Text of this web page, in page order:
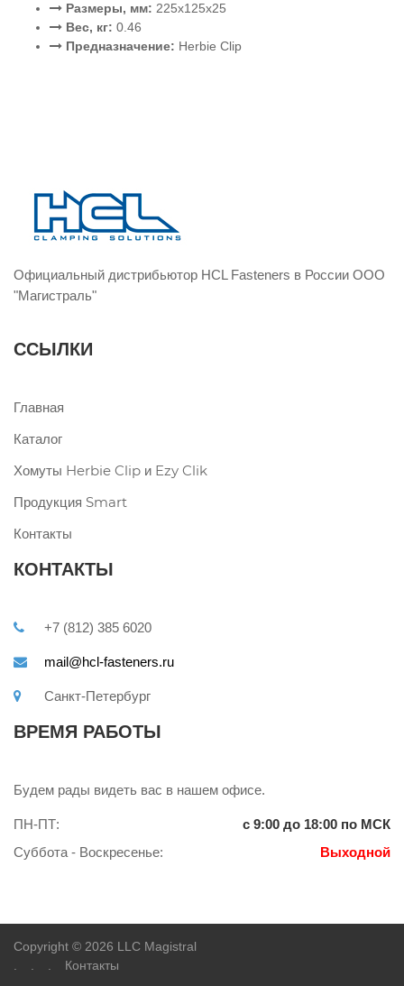
Размеры, мм: 225x125x25
Вес, кг: 0.46
Предназначение: Herbie Clip
Официальный дистрибьютор HCL Fasteners в России ООО
"Магистраль"
ССЫЛКИ
Главная
Каталог
Хомуты Herbie Clip и Ezy Clik
Продукция Smart
Контакты
КОНТАКТЫ
+7 (812) 385 6020
mail@hcl-fasteners.ru
Санкт-Петербург
ВРЕМЯ РАБОТЫ
Будем рады видеть вас в нашем офисе.
ПН-ПТ:
с 9:00 до 18:00 по МСК
Суббота - Воскресенье:
Выходной
Copyright © 2026 LLC Magistral
.
. . Контакты